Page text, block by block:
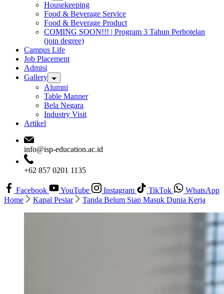
Housekeeping
Food & Beverage Service
Food & Beverage Product
COMING SOON!!! | Program 3 Tahun Perhotelan
(join degree)
Campus Life
Job Placement
Admisi
Gallery
Alumni
Table Manner
Bela Negara
Industry Visit
Artikel
info@isp-education.ac.id
+62 857 0201 1135
Facebook YouTube Instagram TikTok
WhatsApp
Home
Kapal Pesiar Tanda Belum Siap Masuk Dunia Kerja